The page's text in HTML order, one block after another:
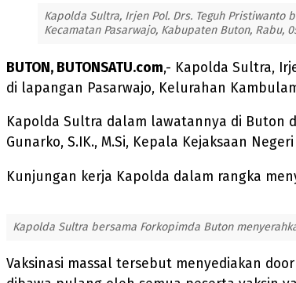
Kapolda Sultra, Irjen Pol. Drs. Teguh
Kecamatan Pasarwajo, Kabupaten Buton, Rabu,
BUTON, BUTONSATU.com,- Kapolda Sultra,
di lapangan Pasarwajo, Kelurahan
Kapolda Sultra dalam lawatannya di Buton
Gunarko, S.IK., M.Si, Kepala Kejaksaan
Kunjungan kerja Kapolda dalam rangka
Kapolda Sultra bersama Forkopimda Buton
Vaksinasi massal tersebut menyediakan